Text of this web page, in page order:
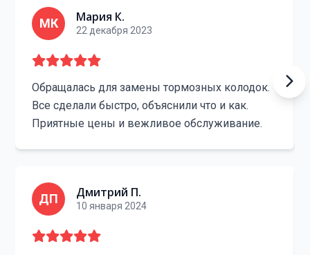
МК Мария К.
22 декабря 2023
Обращалась для замены тормозных колодок.
Все сделали быстро, объяснили что и как.
Приятные цены и вежливое обслуживание.
ДП Дмитрий П.
10 января 2024